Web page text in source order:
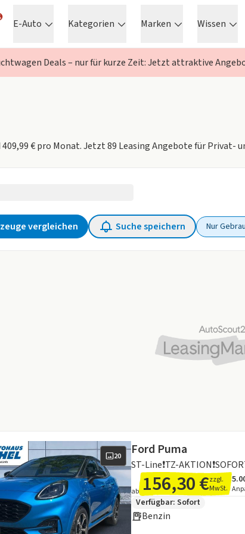
E-Auto Kategorien Marken Wissen
Deals – nur für kurze Zeit: Jetzt attraktive
€ pro Monat. Jetzt 89 Leasing Angebote für Privat-
vergleichen
ausgewählt Suche speichern Nur
20 Ford Puma
ST-Line❗TZ-
ab 156,30 €zzgl.
MwSt.
Zusätzliche
Verfügbar: Sofort
Benzin